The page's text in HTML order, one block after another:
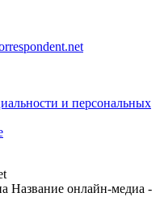
и персональных
Название онлайн-медиа -